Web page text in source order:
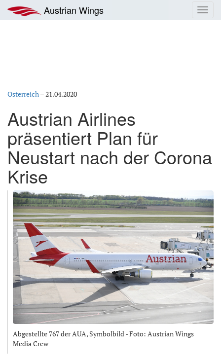
Inhalt
springen
Austrian Wings
Österreich–21.04.2020
Austrian Airlines
präsentiert Plan für
Neustart nach der Corona
Krise
Abgestellte 767 der AUA, Symbolbild - Foto: Austrian Wings
Media Crew